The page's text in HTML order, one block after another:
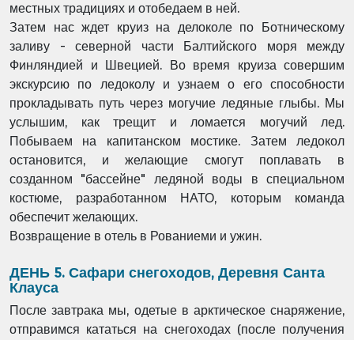
местных традициях и отобедаем в ней.
Затем нас ждет круиз на делоколе по Ботническому
заливу - северной части Балтийского моря между
Финляндией и Швецией. Во время круиза совершим
экскурсию по ледоколу и узнаем о его способности
прокладывать путь через могучие ледяные глыбы. Мы
услышим, как трещит и ломается могучий лед.
Побываем на капитанском мостике. Затем ледокол
остановится, и желающие смогут поплавать в
созданном "бассейне" ледяной воды в специальном
костюме, разработанном НАТО, которым команда
обеспечит желающих.
Возвращение в отель в Рованиеми и ужин.
ДЕНЬ 5. Сафари снегоходов, Деревня Санта
Клауса
После завтрака мы, одетые в арктическое снаряжение,
отправимся кататься на снегоходах (после получения